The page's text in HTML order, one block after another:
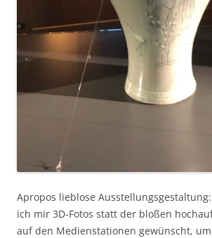
Apropos lieblose
ich mir 3D-Fotos statt der bloßen
auf den Medienstationen gewünscht,